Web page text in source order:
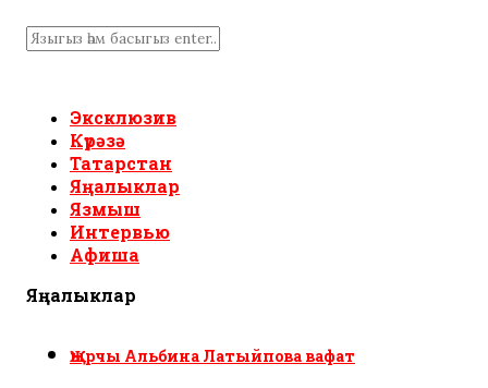
Эксклюзив
Күрәзә
Татарстан
Яңалыклар
Язмыш
Интервью
Афиша
Яңалыклар
Җырчы Альбина Латыйпова вафат